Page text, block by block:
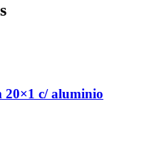
20×1 c/ aluminio